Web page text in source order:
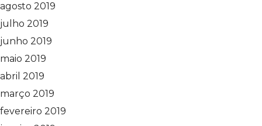
agosto 2019
julho 2019
junho 2019
maio 2019
abril 2019
março 2019
fevereiro 2019